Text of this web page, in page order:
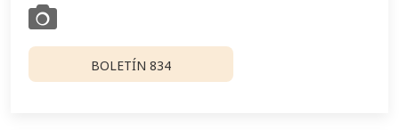
BOLETÍN 834